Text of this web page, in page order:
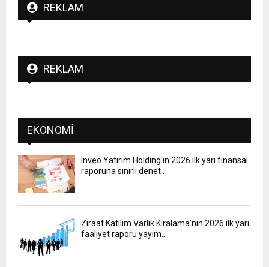
REKLAM
REKLAM
EKONOMI
Inveo Yatırım Holding'in 2026 ilk yarı finansal
raporuna sınırlı denet..
Ziraat Katılım Varlık Kiralama'nın 2026 ilk yarı
faaliyet raporu yayım..